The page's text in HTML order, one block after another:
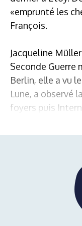
«emprunté les
François.
Jacqueline
Seconde Guerre
Berlin, elle a vu
Lune, a observé
foyers puis